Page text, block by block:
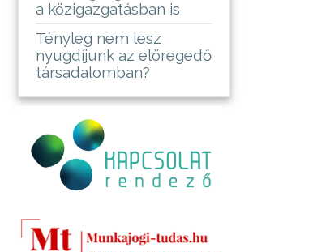
a közigazgatásban is
Tényleg nem lesz
nyugdíjunk az elöregedő
társadalomban?